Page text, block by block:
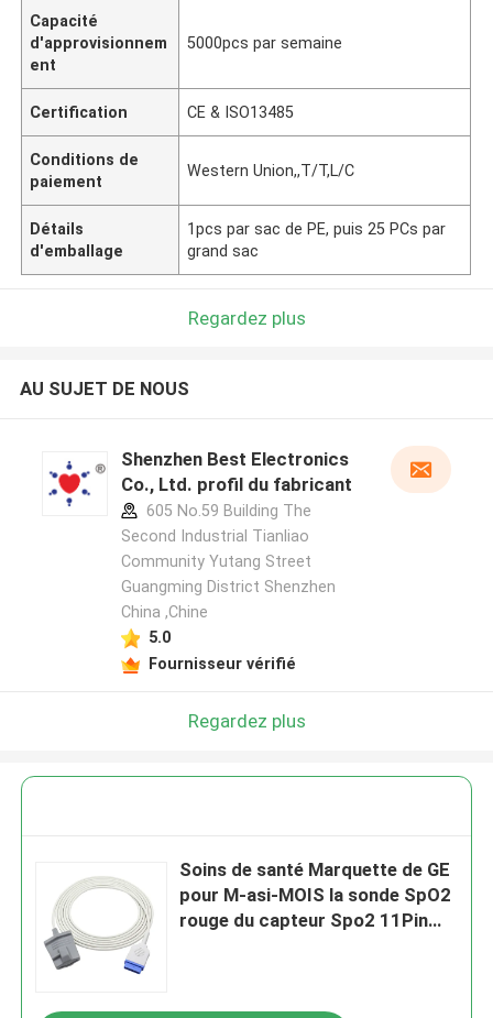
Capacité
d'approvisionnem
ent
5000pcs par semaine
Certification CE & ISO13485
Conditions de
paiement
Western Union,,T/T,L/C
Détails
d'emballage
1pcs par sac de PE, puis 25 PCs par
grand sac
Regardez plus
AU SUJET DE NOUS
Shenzhen Best Electronics
Co., Ltd. profil du fabricant
605 No.59 Building The
Second Industrial Tianliao
Community Yutang Street
Guangming District Shenzhen
China ,Chine
5.0
Fournisseur vérifié
Regardez plus
Soins de santé Marquette de GE
pour M-asi-MOIS la sonde SpO2
rouge du capteur Spo2 11Pin